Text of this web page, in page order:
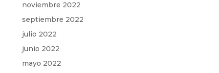
noviembre 2022
septiembre 2022
julio 2022
junio 2022
mayo 2022